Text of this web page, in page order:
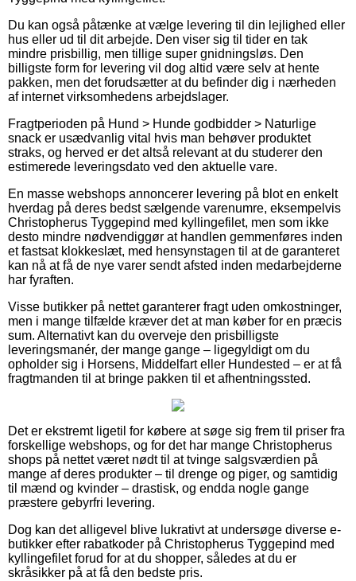
Du kan også påtænke at vælge levering til din lejlighed eller
hus eller ud til dit arbejde. Den viser sig til tider en tak
mindre prisbillig, men tillige super gnidningsløs. Den
billigste form for levering vil dog altid være selv at hente
pakken, men det forudsætter at du befinder dig i nærheden
af internet virksomhedens arbejdslager.
Fragtperioden på Hund > Hunde godbidder > Naturlige
snack er usædvanlig vital hvis man behøver produktet
straks, og herved er det altså relevant at du studerer den
estimerede leveringsdato ved den aktuelle vare.
En masse webshops annoncerer levering på blot en enkelt
hverdag på deres bedst sælgende varenumre, eksempelvis
Christopherus Tyggepind med kyllingefilet, men som ikke
desto mindre nødvendiggør at handlen gemmenføres inden
et fastsat klokkeslæt, med hensynstagen til at de garanteret
kan nå at få de nye varer sendt afsted inden medarbejderne
har fyraften.
Visse butikker på nettet garanterer fragt uden omkostninger,
men i mange tilfælde kræver det at man køber for en præcis
sum. Alternativt kan du overveje den prisbilligste
leveringsmanér, der mange gange – ligegyldigt om du
opholder sig i Horsens, Middelfart eller Hundested – er at få
fragtmanden til at bringe pakken til et afhentningssted.
Det er ekstremt ligetil for købere at søge sig frem til priser fra
forskellige webshops, og for det har mange Christopherus
shops på nettet været nødt til at tvinge salgsværdien på
mange af deres produkter – til drenge og piger, og samtidig
til mænd og kvinder – drastisk, og endda nogle gange
præstere gebyrfri levering.
Dog kan det alligevel blive lukrativt at undersøge diverse e-
butikker efter rabatkoder på Christopherus Tyggepind med
kyllingefilet forud for at du shopper, således at du er
skråsikker på at få den bedste pris.